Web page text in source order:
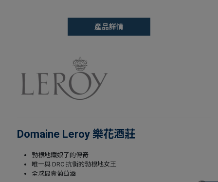
產品詳情
Domaine Leroy 樂花酒莊
勃根地鐵娘子的傳奇
唯一與 DRC 抗衡的勃根地女王
全球最貴葡萄酒